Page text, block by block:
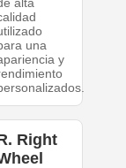
una
y
Right